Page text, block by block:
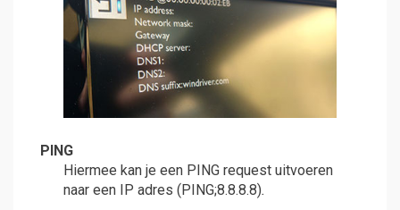
PING
Hiermee kan je een PING request uitvoeren
naar een IP adres (PING;8.8.8.8).